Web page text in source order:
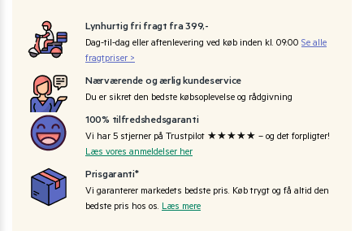
Lynhurtig fri fragt fra 399,-
Dag-til-dag eller aftenlevering ved køb inden kl. 09:00 Se alle
fragtpriser >
Nærværende og ærlig kundeservice
Du er sikret den bedste købsoplevelse og rådgivning
100% tilfredshedsgaranti
Vi har 5 stjerner på Trustpilot ★★★★★ – og det forpligter!
Læs vores anmeldelser her
Prisgaranti*
Vi garanterer markedets bedste pris. Køb trygt og få altid den
bedste pris hos os. Læs mere